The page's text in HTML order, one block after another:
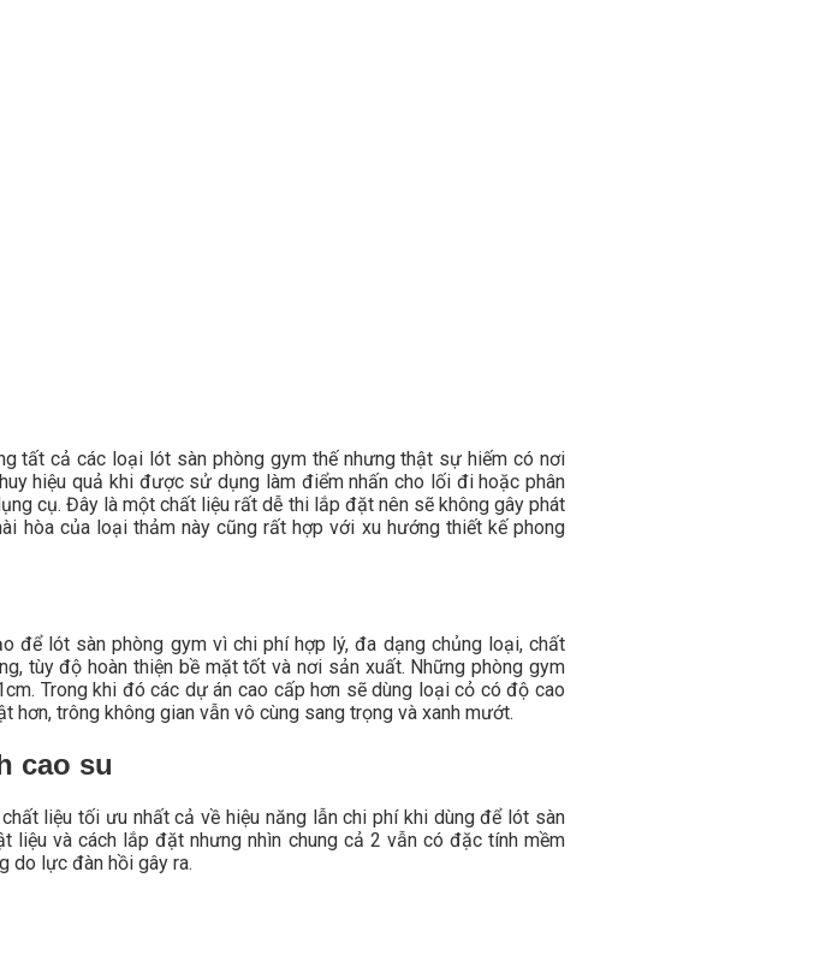
tất cả các loại lót sàn phòng gym thế nhưng thật sự hiếm có nơi
hiệu quả khi được sử dụng làm điểm nhấn cho lối đi hoặc phân
cụ. Đây là một chất liệu rất dễ thi lắp đặt nên sẽ không gây phát
hòa của loại thảm này cũng rất hợp với xu hướng thiết kế phong
để lót sàn phòng gym vì chi phí hợp lý, đa dạng chủng loại, chất
tùy độ hoàn thiện bề mặt tốt và nơi sản xuất. Những phòng gym
Trong khi đó các dự án cao cấp hơn sẽ dùng loại cỏ có độ cao
trông không gian vẫn vô cùng sang trọng và xanh mướt.
cao su
liệu tối ưu nhất cả về hiệu năng lẫn chi phí khi dùng để lót sàn
liệu và cách lắp đặt nhưng nhìn chung cả 2 vẫn có đặc tính mềm
do lực đàn hồi gây ra.